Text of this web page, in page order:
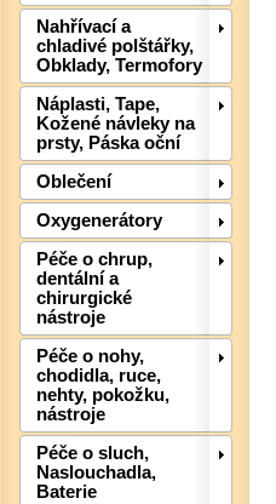
Nahřívací a
chladivé polštářky,
Obklady, Termofory
Náplasti, Tape,
Kožené návleky na
prsty, Páska oční
Oblečení
Oxygenerátory
Péče o chrup,
dentální a
chirurgické
nástroje
Péče o nohy,
chodidla, ruce,
nehty, pokožku,
nástroje
Péče o sluch,
Naslouchadla,
Baterie